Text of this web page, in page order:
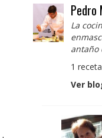
Pedro
La
antaño
1
Ver